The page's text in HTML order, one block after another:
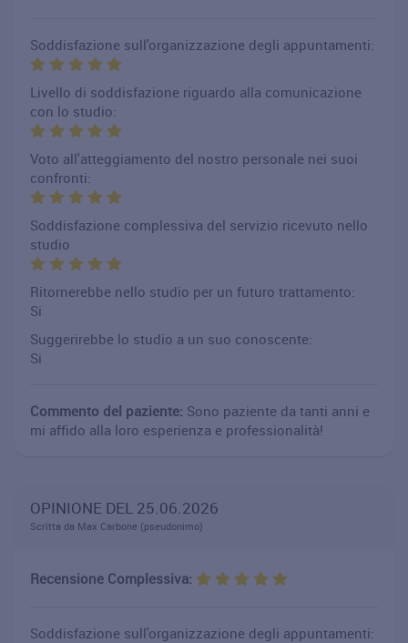
Soddisfazione sull'organizzazione degli appuntamenti:
Livello di soddisfazione riguardo alla comunicazione
con lo studio:
Voto all'atteggiamento del nostro personale nei suoi
confronti:
Soddisfazione complessiva del servizio ricevuto nello
studio
Ritornerebbe nello studio per un futuro trattamento:
Si
Suggerirebbe lo studio a un suo conoscente:
Si
Commento del paziente: Sono paziente da tanti anni e
mi affido alla loro esperienza e professionalità!
OPINIONE DEL 25.06.2026
Scritta da Max Carbone (pseudonimo)
Recensione Complessiva:
Soddisfazione sull'organizzazione degli appuntamenti: